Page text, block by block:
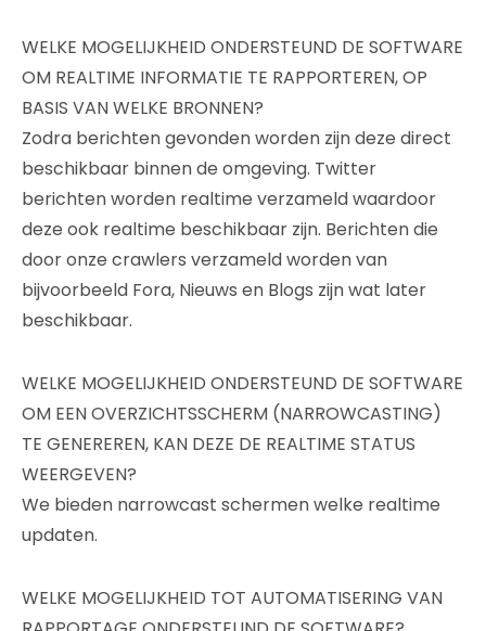
WELKE MOGELIJKHEID ONDERSTEUND DE SOFTWARE
OM REALTIME INFORMATIE TE RAPPORTEREN, OP
BASIS VAN WELKE BRONNEN?
Zodra berichten gevonden worden zijn deze direct
beschikbaar binnen de omgeving. Twitter
berichten worden realtime verzameld waardoor
deze ook realtime beschikbaar zijn. Berichten die
door onze crawlers verzameld worden van
bijvoorbeeld Fora, Nieuws en Blogs zijn wat later
beschikbaar.
WELKE MOGELIJKHEID ONDERSTEUND DE SOFTWARE
OM EEN OVERZICHTSSCHERM (NARROWCASTING)
TE GENEREREN, KAN DEZE DE REALTIME STATUS
WEERGEVEN?
We bieden narrowcast schermen welke realtime
updaten.
WELKE MOGELIJKHEID TOT AUTOMATISERING VAN